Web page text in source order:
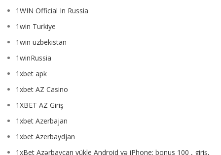
1WIN Official In Russia
1win Turkiye
1win uzbekistan
1winRussia
1xbet apk
1xbet AZ Casino
1XBET AZ Giriş
1xbet Azerbajan
1xbet Azerbaydjan
1xBet Azərbaycan yükle Android və iPhone: bonus 100 , giriş,